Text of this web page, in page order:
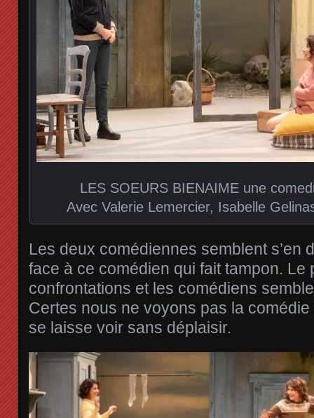
LES SOEURS BIENAIME une
Avec Valerie Lemercier, Isabelle
Les deux comédiennes semblent s’en
face à ce comédien qui fait tampon. Le
confrontations et les comédiens
Certes nous ne voyons pas la
se laisse voir sans déplaisir.